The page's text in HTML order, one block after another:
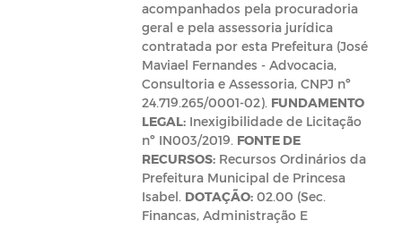
acompanhados pela procuradoria
geral e pela assessoria jurídica
contratada por esta Prefeitura (José
Maviael Fernandes - Advocacia,
Consultoria e Assessoria, CNPJ nº
24.719.265/0001-02). FUNDAMENTO
LEGAL:Inexigibilidade de Licitação
nº IN003/2019. FONTE DE
RECURSOS:Recursos Ordinários da
Prefeitura Municipal de Princesa
Isabel. DOTAÇÃO:02.00 (Sec.
Financas, Administração E